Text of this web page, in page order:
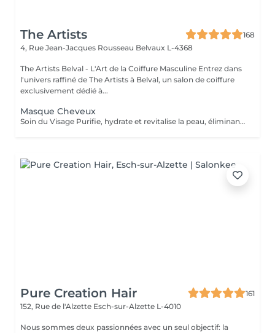
The Artists
168
4, Rue Jean-Jacques Rousseau Belvaux L-4368
The Artists Belval - L'Art de la Coiffure Masculine Entrez dans
l'univers raffiné de The Artists à Belval, un salon de coiffure
exclusivement dédié à...
Masque Cheveux
Soin du Visage Purifie, hydrate et revitalise la peau, éliminant les impuretés et offrant un teint plus frais et éclatant. Soin des Cheveux Nourrit et fortifie les cheveux, avec un lavage profond et un massage du cuir chevelu pour stimuler la circulation et favoriser la santé capillaire.
Pure Creation Hair
161
152, Rue de l'Alzette Esch-sur-Alzette L-4010
Nous sommes deux passionnées avec un seul objectif: la